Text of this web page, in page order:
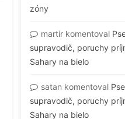
zóny
martirkomentoval
supravodič, poruchy
Sahary na bielo
satan komentoval
supravodič, poruchy
Sahary na bielo